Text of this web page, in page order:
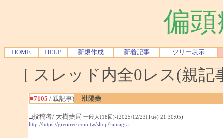
偏
HOME HELP 新規作成 新着記事 ツリー表示
[ スレッド内全0レス(親
■7105 / 親記事) 壯陽藥
□投稿者/ 大樹藥局 一般人(18回)-(2025/12/23(Tue) 21:30:05)
http://https://greotree.com.tw/shop/kamagra